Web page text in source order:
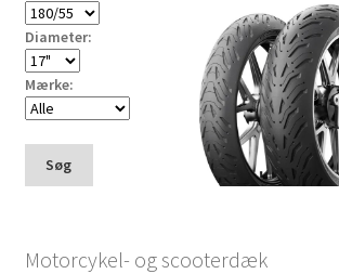
Diameter:
Mærke:
Søg
Motorcykel- og scooterdæk